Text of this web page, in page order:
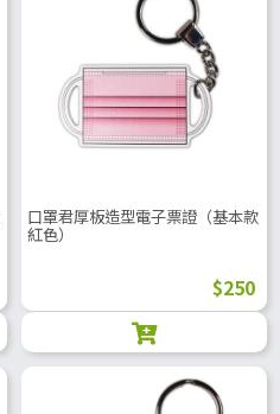
口罩君厚板造型電子票證（基本款
紅色）
$250